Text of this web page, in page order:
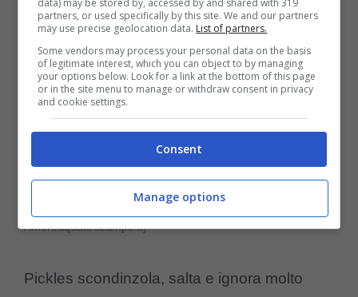
I capricci di Pickles (TikTok puggipickles –
Amoreaquattrozampe.it)
Pickles scondinzola, salta e ignora molto
partners, or used specifically by this site. We and our partners
may use precise geolocation data. List of partners.
Some vendors may process your personal data on the basis
of legitimate interest, which you can object to by managing
your options below. Look for a link at the bottom of this page
or in the site menu to manage or withdraw consent in privacy
and cookie settings.
Consent
Manage options